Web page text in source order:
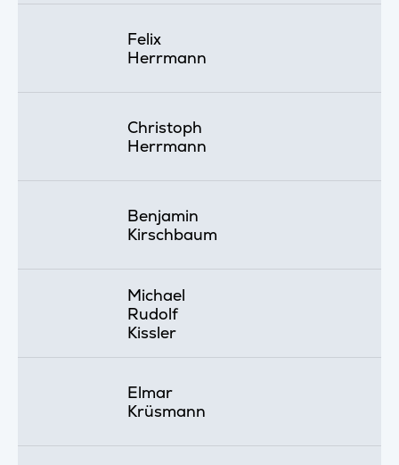
Felix
Herrmann
Christoph
Herrmann
Benjamin
Kirschbaum
Michael
Rudolf
Kissler
Elmar
Krüsmann